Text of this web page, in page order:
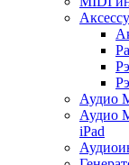
Аудио
Аудио
iPad